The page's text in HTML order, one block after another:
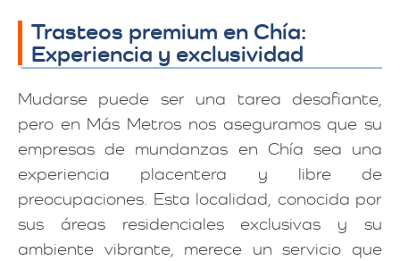
Trasteos premium en Chía:
Experiencia y exclusividad
Mudarse puede ser una tarea desafiante,
pero en Más Metros nos aseguramos que su
empresas de mundanzas en Chía sea una
experiencia placentera y libre de
preocupaciones. Esta localidad, conocida por
sus áreas residenciales exclusivas y su
ambiente vibrante, merece un servicio que